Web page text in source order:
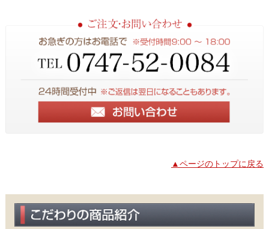
▲ページのトップに戻る